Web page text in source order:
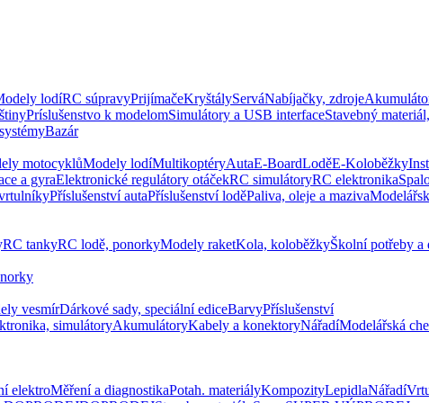
lodíRC súpravyPrijímačeKryštályServáNabíjačky, zdroje
Príslušenstvo k modelomSimulátory a USB interfaceStavebný
Bazár
motocyklůModely lodíMultikoptéryAutaE-BoardLoděE-Koloběžky
a gyraElektronické regulátory otáčekRC simulátoryRC elektronika
Příslušenství autaPříslušenství loděPaliva, oleje a maziva
RC tankyRC lodě, ponorkyModely raketKola, koloběžkyŠkolní potřeby a
vesmírDárkové sady, speciální ediceBarvyPříslušenství
simulátoryAkumulátoryKabely a konektoryNářadíModelářská
elektroMěření a diagnostikaPotah. materiályKompozityLepidlaNářadí